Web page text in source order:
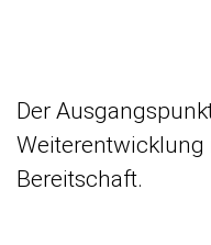
Der
Bereitschaft.